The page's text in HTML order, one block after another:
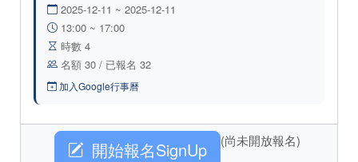
2025-12-11 ~ 2025-12-11
13:00 ~ 17:00
時數 4
名額 30 / 已報名 32
加入Google行事曆
開始報名SignUp (尚未開放報名)